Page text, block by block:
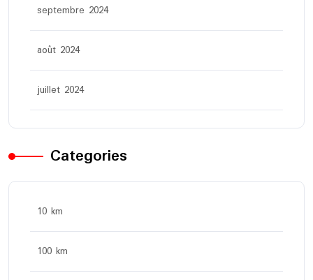
septembre 2024
août 2024
juillet 2024
Categories
10 km
100 km